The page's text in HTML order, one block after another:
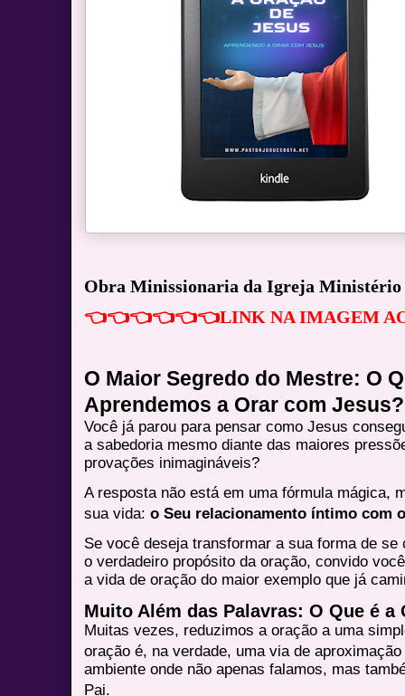
Obra Minissionaria da Igreja
👈👈👈👈👈👈LINK NA IMAGEM AO
O Maior Segredo do Mestre: O
Aprendemos a Orar com Jesus?
Você já parou para pensar como Jesus
a sabedoria mesmo diante das maiores
provações inimagináveis?
A resposta não está em uma fórmula mágica,
sua vida:o Seu relacionamento íntimo com
Se você deseja transformar a sua forma de
o verdadeiro propósito da oração, convido
a vida de oração do maior exemplo que já
Muito Além das Palavras: O Que é a
Muitas vezes, reduzimos a oração a uma
oração é, na verdade, uma via de
ambiente onde não apenas falamos, mas
Pai.